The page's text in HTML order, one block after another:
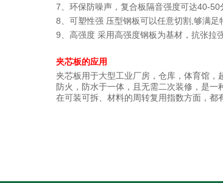
7、环保防噪声，复合板隔音强度可达40-50
8、可塑性强 压型钢板可以任意切割,够满足
9、高强度 采用高强度钢板为基材，抗张拉
夹芯板的应用
夹芯板用于大型工业厂房，仓库，体育馆，
防火，防水于一体，且无需二次装修，是
在可装可拆、材料的周转复用指数方面，都